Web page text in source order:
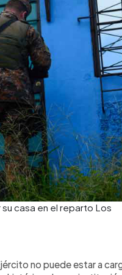
casa en el reparto Los
no puede estar a